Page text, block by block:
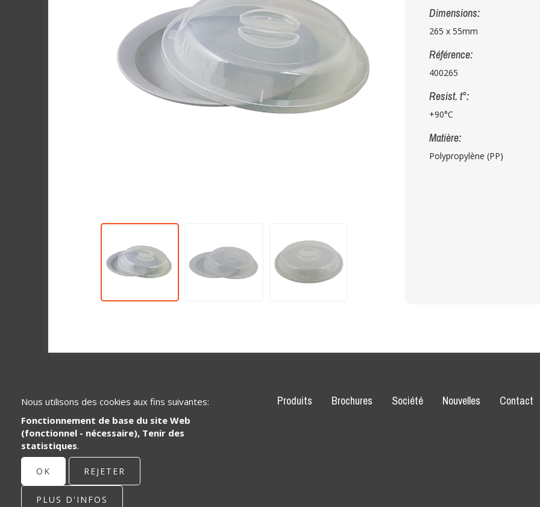
Dimensions:
265 x 55mm
Référence:
400265
Resist. t°:
+90°C
Matière:
Polypropylène (PP)
Spécialisé dans le développement et la
distribution de pièces de systèmes en
plastique pour le secteur de la santé et
de la restauration.
Produits Brochures Société Nouvelles Contact
Nous utilisons des cookies aux fins suivantes:
Fonctionnement de base du site Web
(fonctionnel - nécessaire), Tenir des
statistiques.
OK REJETER
PLUS D'INFOS